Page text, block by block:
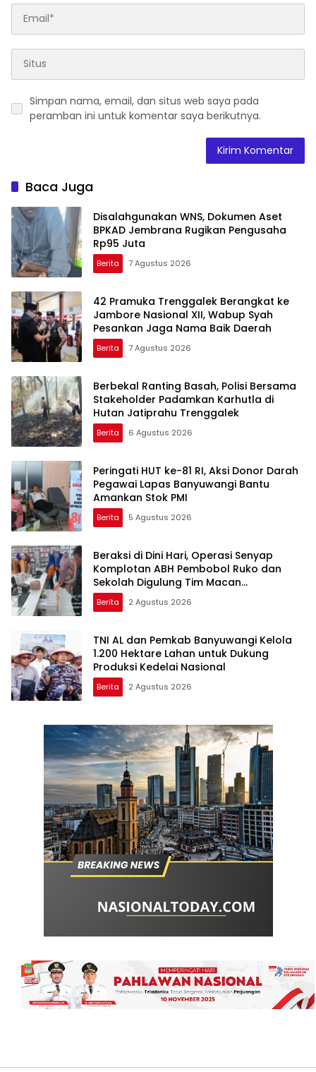
Simpan nama, email, dan situs web saya pada
peramban ini untuk komentar saya berikutnya.
Baca Juga
Disalahgunakan WNS, Dokumen Aset
BPKAD Jembrana Rugikan Pengusaha
Rp95 Juta
Berita 7 Agustus 2026
42 Pramuka Trenggalek Berangkat ke
Jambore Nasional XII, Wabup Syah
Pesankan Jaga Nama Baik Daerah
Berita 7 Agustus 2026
Berbekal Ranting Basah, Polisi Bersama
Stakeholder Padamkan Karhutla di
Hutan Jatiprahu Trenggalek
Berita 6 Agustus 2026
Peringati HUT ke-81 RI, Aksi Donor Darah
Pegawai Lapas Banyuwangi Bantu
Amankan Stok PMI
Berita 5 Agustus 2026
Beraksi di Dini Hari, Operasi Senyap
Komplotan ABH Pembobol Ruko dan
Sekolah Digulung Tim Macan
Blambangan
Berita 2 Agustus 2026
TNI AL dan Pemkab Banyuwangi Kelola
1.200 Hektare Lahan untuk Dukung
Produksi Kedelai Nasional
Berita 2 Agustus 2026